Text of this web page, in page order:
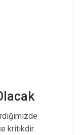
kritikdir.